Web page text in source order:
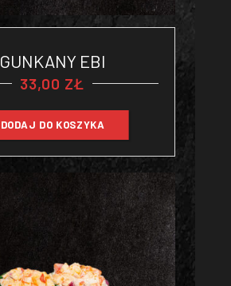
GUNKANY EBI
33,00 ZŁ
DODAJ DO KOSZYKA